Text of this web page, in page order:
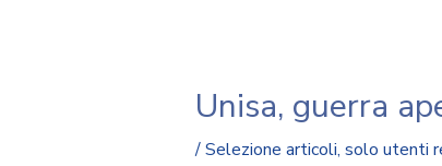
Unisa, guerra
/Selezione articoli, solo utenti